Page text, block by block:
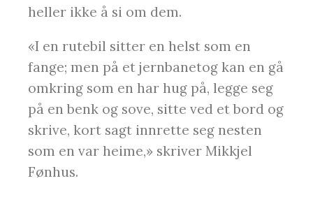
heller ikke å si om dem.
«I en rutebil sitter en helst som en
fange; men på et jernbanetog kan en gå
omkring som en har hug på, legge seg
på en benk og sove, sitte ved et bord og
skrive, kort sagt innrette seg nesten
som en var heime,» skriver Mikkjel
Fønhus.